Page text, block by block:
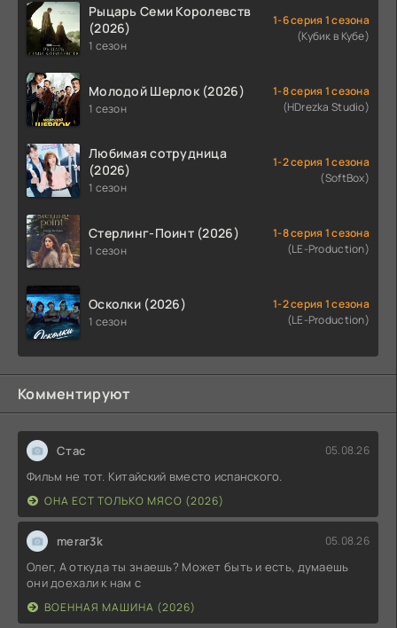
Рыцарь Семи Королевств
(2026)
1 сезон
1-6 серия 1 сезона
(Кубик в Кубе)
Молодой Шерлок (2026)
1 сезон
1-8 серия 1 сезона
(HDrezka Studio)
Любимая сотрудница
(2026)
1 сезон
1-2 серия 1 сезона
(SoftBox)
Стерлинг-Поинт (2026)
1 сезон
1-8 серия 1 сезона
(LE-Production)
Осколки (2026)
1 сезон
1-2 серия 1 сезона
(LE-Production)
Комментируют
Стас 05.08.26
Фильм не тот. Китайский вместо испанского.
ОНА ЕСТ ТОЛЬКО МЯСО (2026)
merar3k 05.08.26
Олег, А откуда ты знаешь? Может быть и есть, думаешь
они доехали к нам с
ВОЕННАЯ МАШИНА (2026)